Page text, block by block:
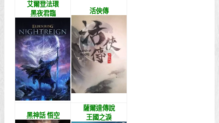
艾爾登法環
黑夜君臨
活俠傳
黑神話 悟空
薩爾達傳說
王國之淚